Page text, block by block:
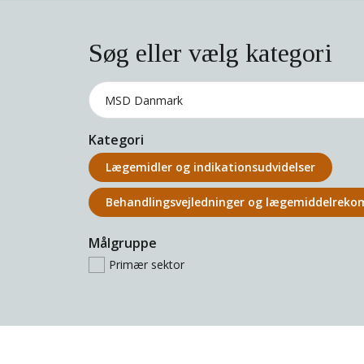
Søg eller vælg kategori
Kategori
Lægemidler og indikations­udvidelser
Behandlings­vejledninger og
Målgruppe
Primær sektor